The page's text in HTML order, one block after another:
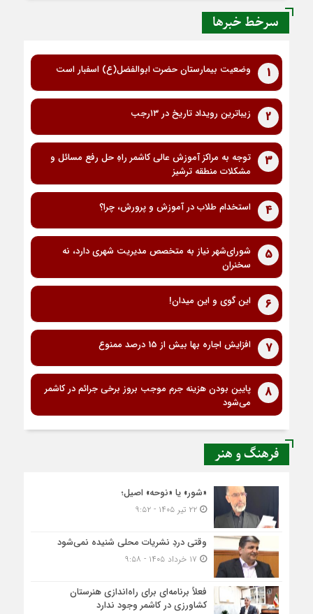
سرخط خبرها
1 وضعیت بیمارستان حضرت ابوالفضل(ع) اسفبار است
2 زیباترین رویداد تاریخ در ۱۳رجب
3
توجه به مراکز آموزش عالی کاشمر راهِ حل رفع مسائل و
مشکلات منطقه ترشیز
4 استخدام طلاب در آموزش و پرورش، چرا؟
5
شورای‌شهر نیاز به متخصص مدیریت شهری دارد، نه
سخنران
6 این گوی و این میدان!
7 افزایش اجاره بها بیش از 15 درصد ممنوع
8
پایین بودن هزینه جرم موجب بروز برخی جرائم در کاشمر
می‌شود
فرهنگ و هنر
«شور» یا «نوحه» اصیل؛
۲۲ تیر ۱۴۰۵ - ۹:۵۲
وقتی دردِ نشریات محلی شنیده نمی‌شود
فعلاً برنامه‌ای برای راه‌اندازی هنرستان
کشاورزی در کاشمر وجود ندارد